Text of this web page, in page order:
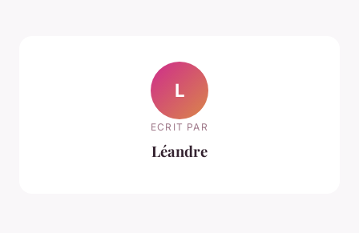
L
ECRIT PAR
Léandre